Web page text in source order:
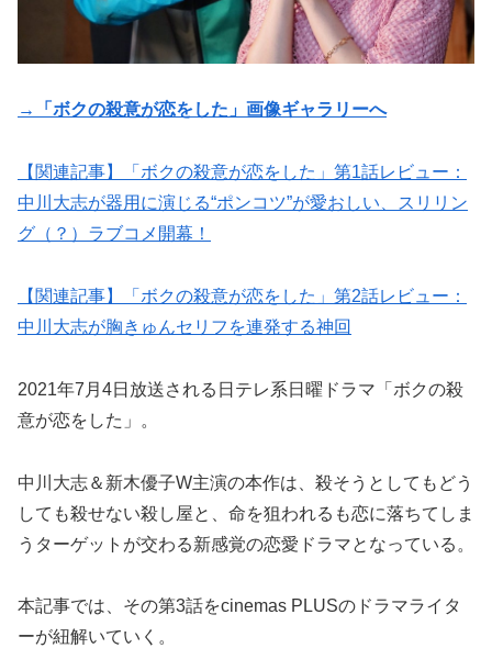
→「ボクの殺意が恋をした」画像ギャラリーへ
【関連記事】「ボクの殺意が恋をした」第1話レビュー：
中川大志が器用に演じる“ポンコツ”が愛おしい、スリリン
グ（？）ラブコメ開幕！
【関連記事】「ボクの殺意が恋をした」第2話レビュー：
中川大志が胸きゅんセリフを連発する神回
2021年7月4日放送される日テレ系日曜ドラマ「ボクの殺
意が恋をした」。
中川大志＆新木優子W主演の本作は、殺そうとしてもどう
しても殺せない殺し屋と、命を狙われるも恋に落ちてしま
うターゲットが交わる新感覚の恋愛ドラマとなっている。
本記事では、その第3話をcinemas PLUSのドラマライタ
ーが紐解いていく。